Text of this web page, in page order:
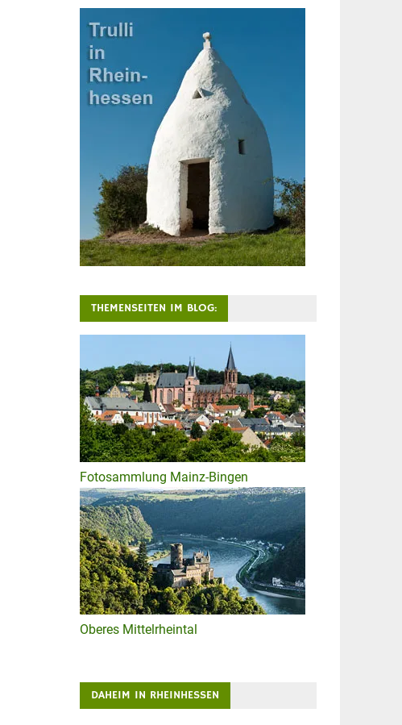
THEMENSEITEN IM BLOG:
Fotosammlung Mainz-Bingen
Oberes Mittelrheintal
DAHEIM IN RHEINHESSEN